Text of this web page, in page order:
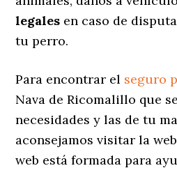
legales en caso de
tu perro.
Para encontrar el seguro
Nava de Ricomalillo que
necesidades y las de tu
aconsejamos visitar la web
web está formada para